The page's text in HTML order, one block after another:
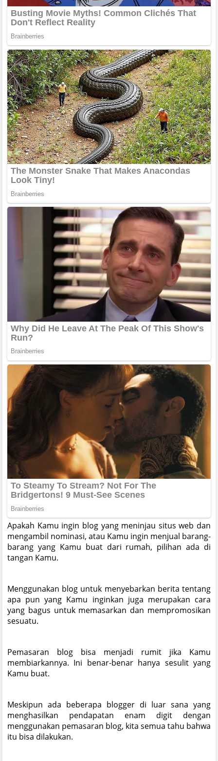
Apakah Kamu ingin blog yang meninjau situs web dan
mengambil nominasi, atau Kamu ingin menjual barang-
barang yang Kamu buat dari rumah, pilihan ada di
tangan Kamu.
Menggunakan blog untuk menyebarkan berita tentang
apa pun yang Kamu inginkan juga merupakan cara
yang bagus untuk memasarkan dan mempromosikan
sesuatu.
Pemasaran blog bisa menjadi rumit jika Kamu
membiarkannya. Ini benar-benar hanya sesulit yang
Kamu buat.
Meskipun ada beberapa blogger di luar sana yang
menghasilkan pendapatan enam digit dengan
menggunakan pemasaran blog, kita semua tahu bahwa
itu bisa dilakukan.